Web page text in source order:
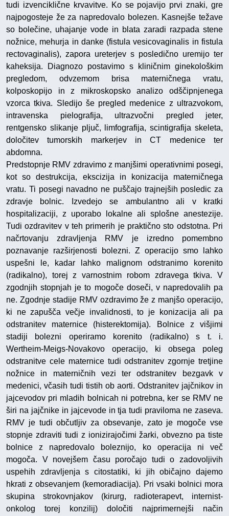
tudi izvenciklične krvavitve. Ko se pojavijo prvi znaki, gre
najpogosteje že za napredovalo bolezen. Kasnejše težave
so bolečine, uhajanje vode in blata zaradi razpada stene
nožnice, mehurja in danke (fistula vesicovaginalis in fistula
rectovaginalis), zapora ureterjev s posledično uremijo ter
kaheksija. Diagnozo postavimo s kliničnim ginekološkim
pregledom, odvzemom brisa materničnega vratu,
kolposkopijo in z mikroskopsko analizo odščipnjenega
vzorca tkiva. Sledijo še pregled medenice z ultrazvokom,
intravenska pielografija, ultrazvočni pregled jeter,
rentgensko slikanje pljuč, limfografija, scintigrafija skeleta,
določitev tumorskih markerjev in CT medenice ter
abdomna.
Predstopnje RMV zdravimo z manjšimi operativnimi posegi,
kot so destrukcija, ekscizija in konizacija materničnega
vratu. Ti posegi navadno ne puščajo trajnejših posledic za
zdravje bolnic. Izvedejo se ambulantno ali v kratki
hospitalizaciji, z uporabo lokalne ali splošne anestezije.
Tudi ozdravitev v teh primerih je praktično sto odstotna. Pri
načrtovanju zdravljenja RMV je izredno pomembno
poznavanje razširjenosti bolezni. Z operacijo smo lahko
uspešni le, kadar lahko malignom odstranimo korenito
(radikalno), torej z varnostnim robom zdravega tkiva. V
zgodnjih stopnjah je to mogoče doseči, v napredovalih pa
ne. Zgodnje stadije RMV ozdravimo že z manjšo operacijo,
ki ne zapušča večje invalidnosti, to je konizacija ali pa
odstranitev maternice (histerektomija). Bolnice z višjimi
stadiji bolezni operiramo korenito (radikalno) s t. i.
Wertheim-Meigs-Novakovo operacijo, ki obsega poleg
odstranitve cele maternice tudi odstranitev zgornje tretjine
nožnice in materničnih vezi ter odstranitev bezgavk v
medenici, včasih tudi tistih ob aorti. Odstranitev jajčnikov in
jajcevodov pri mladih bolnicah ni potrebna, ker se RMV ne
širi na jajčnike in jajcevode in tja tudi praviloma ne zaseva.
RMV je tudi občutljiv za obsevanje, zato je mogoče vse
stopnje zdraviti tudi z ionizirajočimi žarki, obvezno pa tiste
bolnice z napredovalo boleznijo, ko operacija ni več
mogoča. V novejšem času poročajo tudi o zadovoljivih
uspehih zdravljenja s citostatiki, ki jih običajno dajemo
hkrati z obsevanjem (kemoradiacija). Pri vsaki bolnici mora
skupina strokovnjakov (kirurg, radioterapevt, internist-
onkolog torej konzilij) določiti najprimernejši način